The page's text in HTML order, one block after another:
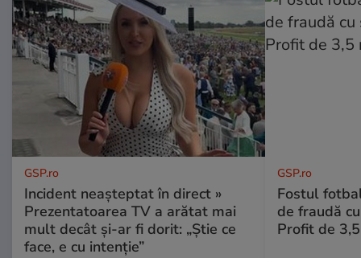
GSP.ro
Incident neașteptat în direct »
Prezentatoarea TV a arătat mai
mult decât și-ar fi dorit: „Știe ce
face, e cu intenție”
GSP.ro
Fostul
de fraudă
Profit de